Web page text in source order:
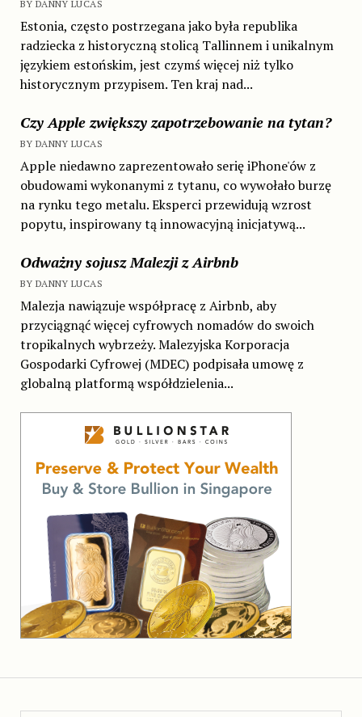
BY DANNY LUCAS
Estonia, często postrzegana jako była republika
radziecka z historyczną stolicą Tallinnem i unikalnym
językiem estońskim, jest czymś więcej niż tylko
historycznym przypisem. Ten kraj nad...
Czy Apple zwiększy zapotrzebowanie na tytan?
BY DANNY LUCAS
Apple niedawno zaprezentowało serię iPhone'ów z
obudowami wykonanymi z tytanu, co wywołało burzę
na rynku tego metalu. Eksperci przewidują wzrost
popytu, inspirowany tą innowacyjną inicjatywą...
Odważny sojusz Malezji z Airbnb
BY DANNY LUCAS
Malezja nawiązuje współpracę z Airbnb, aby
przyciągnąć więcej cyfrowych nomadów do swoich
tropikalnych wybrzeży. Malezyjska Korporacja
Gospodarki Cyfrowej (MDEC) podpisała umowę z
globalną platformą współdzielenia...